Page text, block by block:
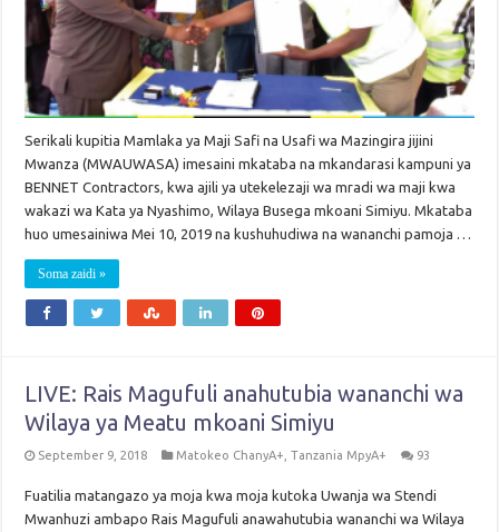
Serikali kupitia Mamlaka ya Maji Safi na Usafi wa Mazingira jijini
Mwanza (MWAUWASA) imesaini mkataba na mkandarasi kampuni ya
BENNET Contractors, kwa ajili ya utekelezaji wa mradi wa maji kwa
wakazi wa Kata ya Nyashimo, Wilaya Busega mkoani Simiyu. Mkataba
huo umesainiwa Mei 10, 2019 na kushuhudiwa na wananchi pamoja …
Soma zaidi »
LIVE: Rais Magufuli anahutubia wananchi wa
Wilaya ya Meatu mkoani Simiyu
September 9, 2018 Matokeo ChanyA+ ,Tanzania MpyA+ 93
Fuatilia matangazo ya moja kwa moja kutoka Uwanja wa Stendi
Mwanhuzi ambapo Rais Magufuli anawahutubia wananchi wa Wilaya